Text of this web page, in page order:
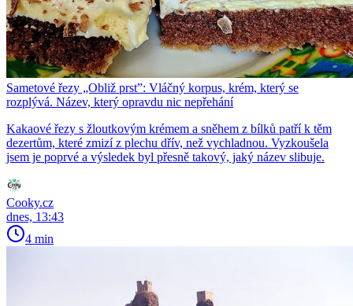
Sametové řezy „Obliž prst”: Vláčný korpus, krém, který se
rozplývá. Název, který opravdu nic nepřehání
Kakaové řezy s žloutkovým krémem a sněhem z bílků patří k těm
dezertům, které zmizí z plechu dřív, než vychladnou. Vyzkoušela
jsem je poprvé a výsledek byl přesně takový, jaký název slibuje.
Cooky.cz
dnes, 13:43
4 min